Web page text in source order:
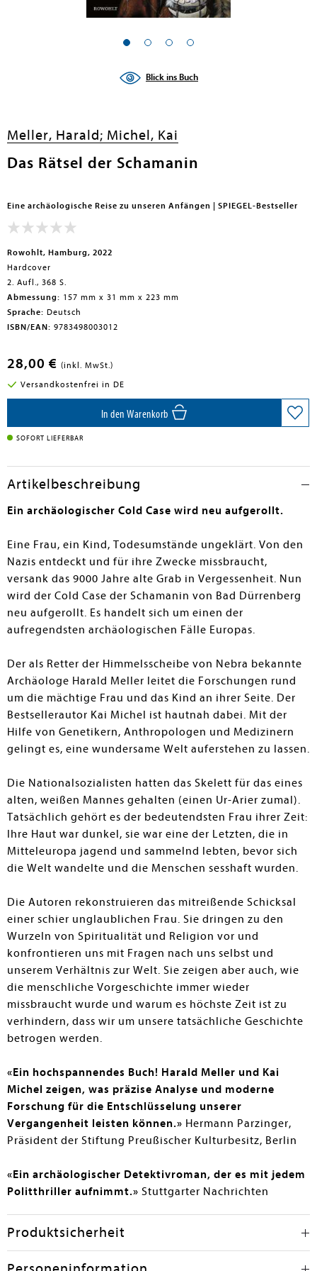
Blick ins Buch
Meller, Harald; Michel, Kai
Das Rätsel der Schamanin
Eine archäologische Reise zu unseren Anfängen | SPIEGEL-Bestseller
Rowohlt, Hamburg, 2022
Hardcover
2. Aufl., 368 S.
Abmessung: 157 mm x 31 mm x 223 mm
Sprache: Deutsch
ISBN/EAN: 9783498003012
28,00 € (inkl. MwSt.)
Versandkostenfrei in DE
In den Warenkorb
SOFORT LIEFERBAR
Artikelbeschreibung
Ein archäologischer Cold Case wird neu aufgerollt.
Eine Frau, ein Kind, Todesumstände ungeklärt. Von den
Nazis entdeckt und für ihre Zwecke missbraucht,
versank das 9000 Jahre alte Grab in Vergessenheit. Nun
wird der Cold Case der Schamanin von Bad Dürrenberg
neu aufgerollt. Es handelt sich um einen der
aufregendsten archäologischen Fälle Europas.
Der als Retter der Himmelsscheibe von Nebra bekannte
Archäologe Harald Meller leitet die Forschungen rund
um die mächtige Frau und das Kind an ihrer Seite. Der
Bestsellerautor Kai Michel ist hautnah dabei. Mit der
Hilfe von Genetikern, Anthropologen und Medizinern
gelingt es, eine wundersame Welt auferstehen zu lassen.
Die Nationalsozialisten hatten das Skelett für das eines
alten, weißen Mannes gehalten (einen Ur-Arier zumal).
Tatsächlich gehört es der bedeutendsten Frau ihrer Zeit:
Ihre Haut war dunkel, sie war eine der Letzten, die in
Mitteleuropa jagend und sammelnd lebten, bevor sich
die Welt wandelte und die Menschen sesshaft wurden.
Die Autoren rekonstruieren das mitreißende Schicksal
einer schier unglaublichen Frau. Sie dringen zu den
Wurzeln von Spiritualität und Religion vor und
konfrontieren uns mit Fragen nach uns selbst und
unserem Verhältnis zur Welt. Sie zeigen aber auch, wie
die menschliche Vorgeschichte immer wieder
missbraucht wurde und warum es höchste Zeit ist zu
verhindern, dass wir um unsere tatsächliche Geschichte
betrogen werden.
«Ein hochspannendes Buch! Harald Meller und Kai
Michel zeigen, was präzise Analyse und moderne
Forschung für die Entschlüsselung unserer
Vergangenheit leisten können.» Hermann Parzinger,
Präsident der Stiftung Preußischer Kulturbesitz, Berlin
«Ein archäologischer Detektivroman, der es mit jedem
Politthriller aufnimmt.» Stuttgarter Nachrichten
Produktsicherheit